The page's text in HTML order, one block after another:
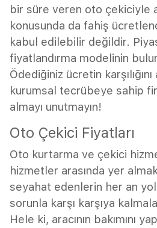
bir süre veren oto çekiciyle
konusunda da fahiş
kabul edilebilir değildir.
fiyatlandırma modelinin
Ödediğiniz ücretin
kurumsal tecrübeye sahip
almayı unutmayın!
Oto Çekici Fiyatları
Oto kurtarma ve çekici
hizmetler arasında yer
seyahat edenlerin her an
sorunla karşı karşıya
Hele ki, aracının bakımını